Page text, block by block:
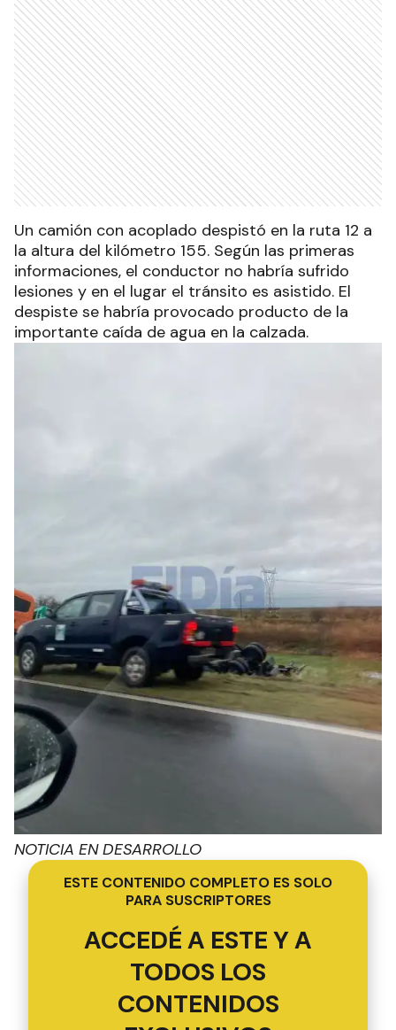
Un camión con acoplado despistó en la ruta 12 a
la altura del kilómetro 155. Según las primeras
informaciones, el conductor no habría sufrido
lesiones y en el lugar el tránsito es asistido. El
despiste se habría provocado producto de la
importante caída de agua en la calzada.
NOTICIA EN DESARROLLO
ESTE CONTENIDO COMPLETO ES SOLO
PARA SUSCRIPTORES
ACCEDÉ A ESTE Y A
TODOS LOS
CONTENIDOS